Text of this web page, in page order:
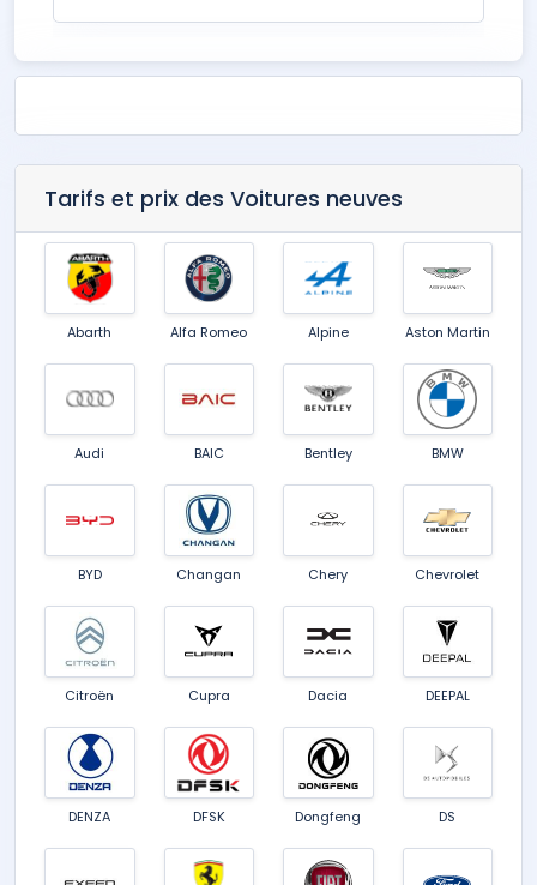
Tarifs et prix des Voitures neuves
Abarth Alfa Romeo Alpine Aston Martin
Audi BAIC Bentley BMW
BYD Changan Chery Chevrolet
Citroën Cupra Dacia DEEPAL
DENZA DFSK Dongfeng DS